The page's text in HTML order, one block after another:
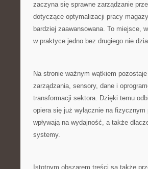
zaczyna się sprawne zarządzanie
dotyczące optymalizacji pracy
bardziej zaawansowana. To miejsce,
w praktyce jedno bez drugiego nie
Na stronie ważnym wątkiem
zarządzania, sensory, dane i
transformacji sektora. Dzięki temu
opiera się już wyłącznie na
wpływają na wydajność, a także
systemy.
Istotnym obszarem treści są także